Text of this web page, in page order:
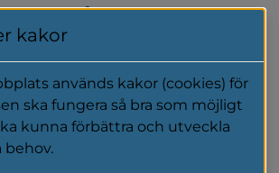
och
postadresser och
till våra förvaltningar och
att kontaktuppgifter direkt
kakor
används kakor (cookies) för
ska fungera så bra som möjligt
kunna förbättra och utveckla
behov.